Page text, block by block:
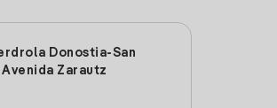
Donostia-San
Zarautz